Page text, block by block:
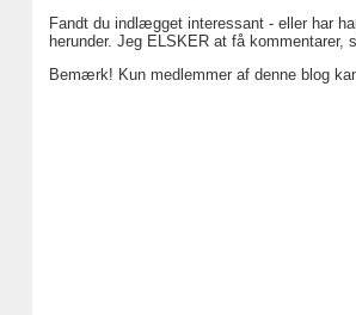
Fandt du indlægget interessant - eller har
herunder. Jeg ELSKER at få kommentarer,
Bemærk! Kun medlemmer af denne blog